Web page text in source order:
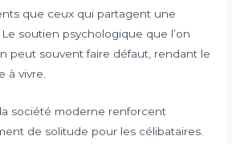
que ceux qui partagent une
soutien psychologique que l’on
peut souvent faire défaut, rendant le
à vivre.
société moderne renforcent
de solitude pour les célibataires.